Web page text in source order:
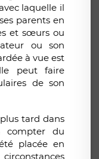
laquelle il
parents en
et sœurs ou
ou son
à vue est
peut faire
de son
tard dans
compter du
placée en